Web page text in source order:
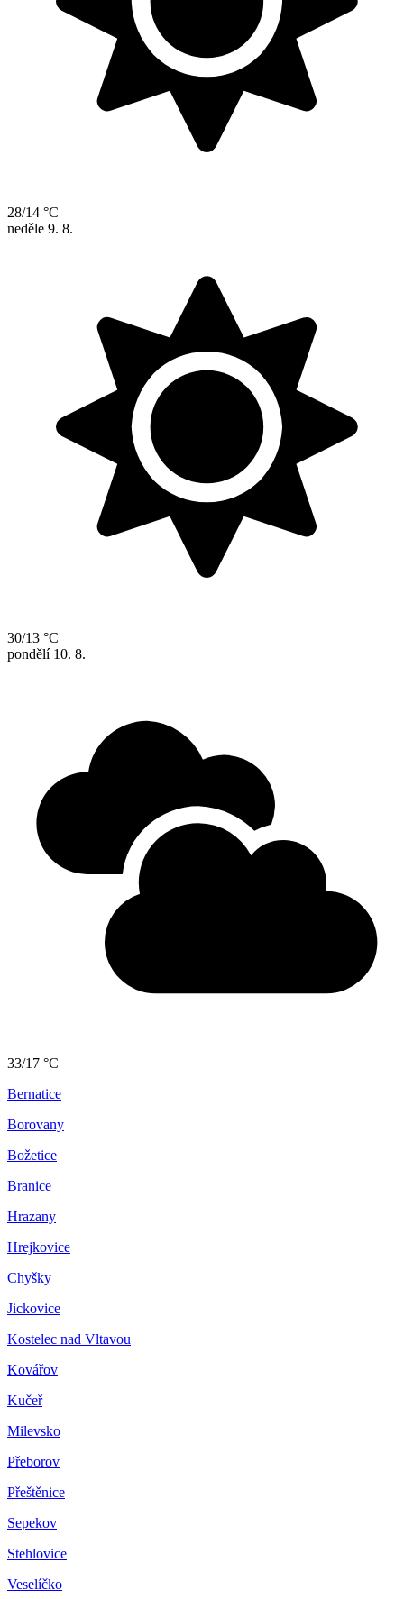
28/14 °C
neděle 9. 8.
30/13 °C
pondělí 10. 8.
33/17 °C
Bernatice
Borovany
Božetice
Branice
Hrazany
Hrejkovice
Chyšky
Jickovice
Kostelec nad Vltavou
Kovářov
Kučeř
Milevsko
Přeborov
Přeštěnice
Sepekov
Stehlovice
Veselíčko